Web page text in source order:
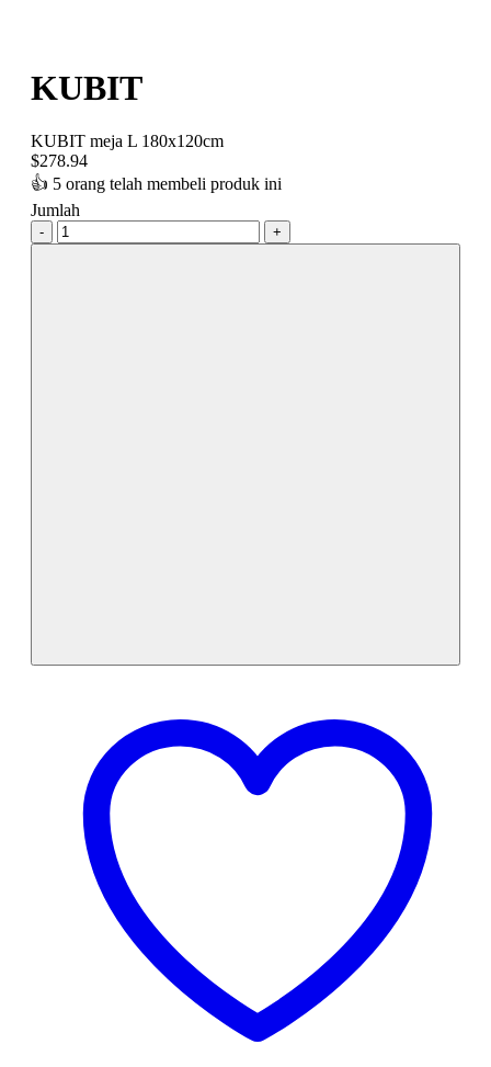
KUBIT
KUBIT meja L 180x120cm
$278.94
👍 5 orang telah membeli produk ini
Jumlah
- +